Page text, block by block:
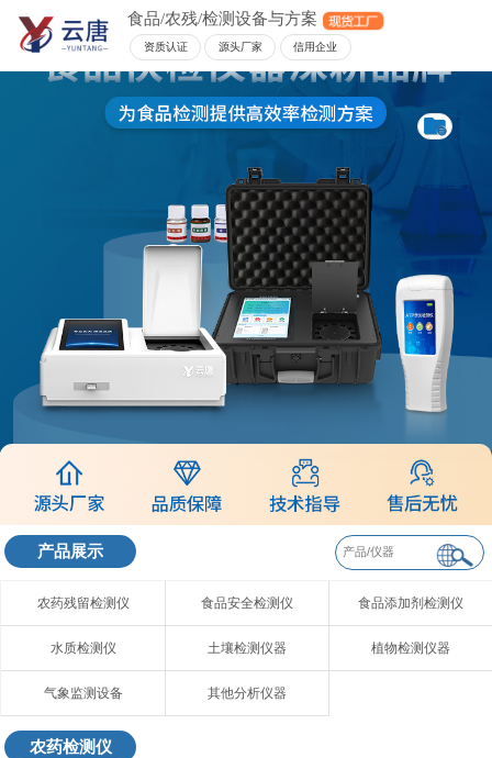
食品/农残/检测设备与方案
资质认证 源头厂家 信用企业
产品展示
农药残留检测仪 食品安全检测仪 食品添加剂检测仪
水质检测仪 土壤检测仪器 植物检测仪器
气象监测设备 其他分析仪器
农药检测仪